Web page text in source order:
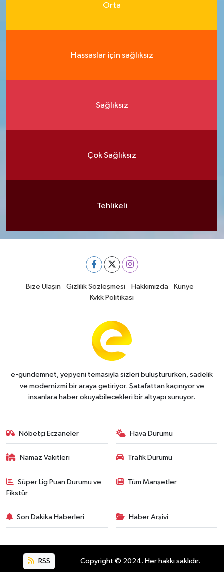
Orta
Hassaslar için sağlıksız
Sağlıksız
Çok Sağlıksız
Tehlikeli
Bize Ulaşın Gizlilik Sözleşmesi Hakkımızda
Künye
Kvkk Politikası
e-gundemnet, yepyeni temasıyla sizleri buluştururken, sadelik
ve modernizmi bir araya getiriyor. Şatafattan kaçınıyor ve
insanlara haber okuyabilecekleri bir altyapı sunuyor.
Nöbetçi Eczaneler Hava Durumu
Namaz Vakitleri Trafik Durumu
Süper Lig Puan Durumu ve
Fikstür
Tüm Manşetler
Son Dakika Haberleri Haber Arşivi
RSS Copyright © 2024. Her hakkı saklıdır.